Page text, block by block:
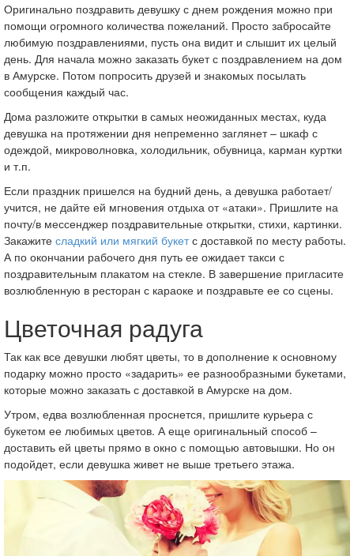
Оригинально поздравить девушку с днем рождения можно при
помощи огромного количества пожеланий. Просто забросайте
любимую поздравлениями, пусть она видит и слышит их целый
день. Для начала можно заказать букет с поздравлением на дом
в Амурске. Потом попросить друзей и знакомых посылать
сообщения каждый час.
Дома разложите открытки в самых неожиданных местах, куда
девушка на протяжении дня непременно заглянет – шкаф с
одеждой, микроволновка, холодильник, обувница, карман куртки
и т.п.
Если праздник пришелся на будний день, а девушка работает/
учится, не дайте ей мгновения отдыха от «атаки». Пришлите на
почту/в мессенджер поздравительные открытки, стихи, картинки.
Закажите сладкий или мягкий букетс доставкой по месту работы.
А по окончании рабочего дня путь ее ожидает такси с
поздравительным плакатом на стекле. В завершение пригласите
возлюбленную в ресторан с караоке и поздравьте ее со сцены.
Цветочная радуга
Так как все девушки любят цветы, то в дополнение к основному
подарку можно просто «задарить» ее разнообразными букетами,
которые можно заказать с доставкой в Амурске на дом.
Утром, едва возлюбленная проснется, пришлите курьера с
букетом ее любимых цветов. А еще оригинальный способ –
доставить ей цветы прямо в окно с помощью автовышки. Но он
подойдет, если девушка живет не выше третьего этажа.